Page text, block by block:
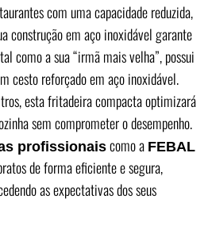
com uma capacidade reduzida,
construção em aço inoxidável garante
como a sua “irmã mais velha”, possui
cesto reforçado em aço inoxidável.
esta fritadeira compacta optimizará
sem comprometer o desempenho.
profissionais como a FEBAL
de forma eficiente e segura,
as expectativas dos seus